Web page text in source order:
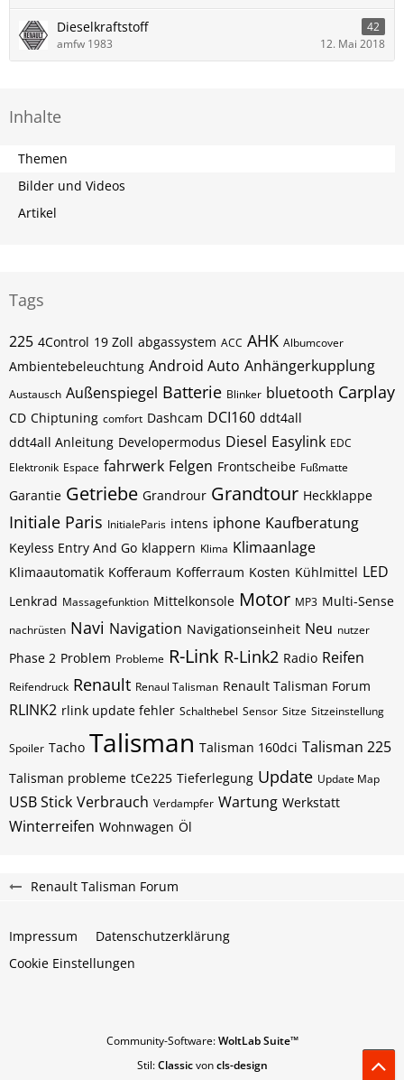
Dieselkraftstoff
42
amfw 1983
12. Mai 2018
Inhalte
Themen
Bilder und Videos
Artikel
Tags
225 4Control 19 Zoll abgassystem ACC AHK Albumcover
Ambientebeleuchtung Android Auto Anhängerkupplung
Austausch Außenspiegel Batterie Blinker bluetooth Carplay
CD Chiptuning comfort Dashcam DCI160 ddt4all
ddt4all Anleitung Developermodus Diesel Easylink EDC
Elektronik Espace fahrwerk Felgen Frontscheibe Fußmatte
Garantie Getriebe Grandrour Grandtour Heckklappe
Initiale Paris InitialeParis intens iphone Kaufberatung
Keyless Entry And Go klappern Klima Klimaanlage
Klimaautomatik Kofferaum Kofferraum Kosten Kühlmittel LED
Lenkrad Massagefunktion Mittelkonsole Motor MP3 Multi-Sense
nachrüsten Navi Navigation Navigationseinheit Neu nutzer
Phase 2 Problem Probleme R-Link R-Link2 Radio Reifen
Reifendruck Renault Renaul Talisman Renault Talisman Forum
RLINK2 rlink update fehler Schalthebel Sensor Sitze Sitzeinstellung
Spoiler Tacho Talisman Talisman 160dci Talisman 225
Talisman probleme tCe225 Tieferlegung Update Update Map
USB Stick Verbrauch Verdampfer Wartung Werkstatt
Winterreifen Wohnwagen Öl
Renault Talisman Forum
Impressum
Datenschutzerklärung
Cookie Einstellungen
Community-Software:WoltLab Suite™
Stil:Classicvoncls-design